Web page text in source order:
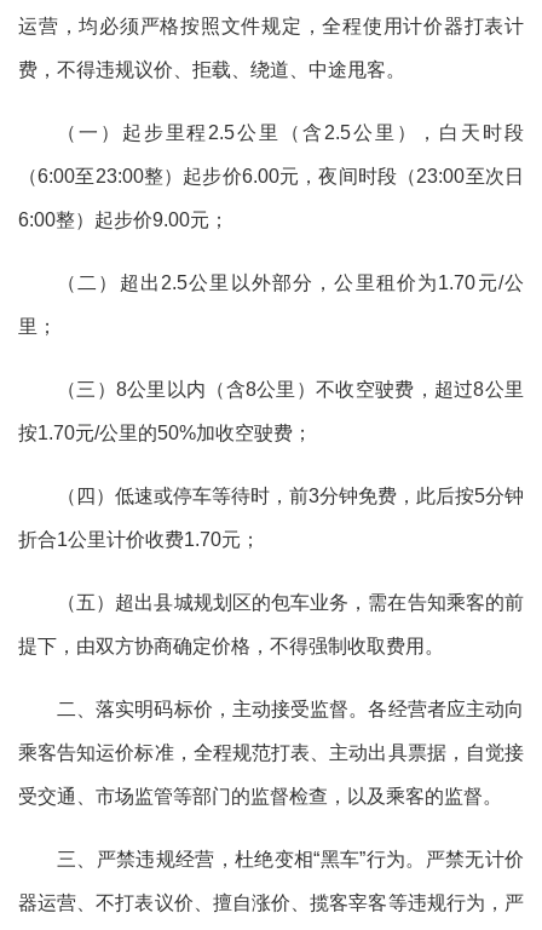
运营，均必须严格按照文件规定，全程使用计价器打表计
费，不得违规议价、拒载、绕道、中途甩客。
（一） 起步里程 2.5公里（含2.5公里），白天时段
（6:00至23:00整）起步价6.00元，夜间时段（23:00至次日
6:00整）起步价9.00元；
（二） 超出 2.5公里以外部分，公里租价为1.70元/公
里；
（三） 8公里以内（含8公里）不收空驶费，超过8公里
按1.70元/公里的50%加收空驶费；
（四） 低速或停车等待时，前3分钟免费，此后按5分钟
折合1公里计价收费1.70元；
（五） 超出县城规划区的包车业务，需在告知乘客的前
提下，由双方协商确定价格，不得强制收取费用。
二、落实明码标价，主动接受监督。各经营者应主动向
乘客告知运价标准，全程规范打表、主动出具票据，自觉接
受交通、市场监管等部门的监督检查，以及乘客的监督。
三、 严禁违规经营，杜绝变相“黑车”行为。 严禁无计价
器运营、不打表议价、擅自涨价、揽客宰客等违规行为，严